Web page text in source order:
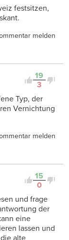
festsitzen,
melden
19
3
Typ, der
Vernichtung
melden
15
0
und frage
der
eine
lassen und
alte